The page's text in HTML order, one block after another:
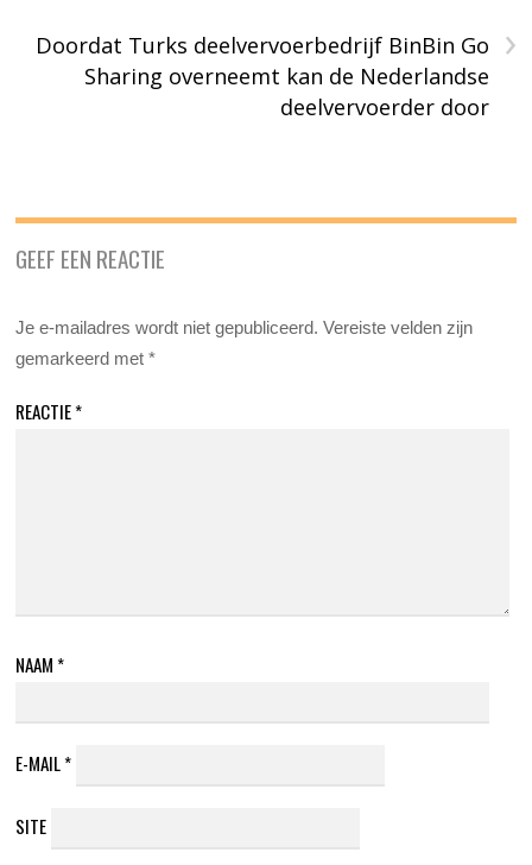
›
Doordat Turks deelvervoerbedrijf BinBin Go
Sharing overneemt kan de Nederlandse
deelvervoerder door
GEEF EEN REACTIE
Je e-mailadres wordt niet gepubliceerd. Vereiste velden zijn
gemarkeerd met*
REACTIE*
NAAM *
E-MAIL*
SITE